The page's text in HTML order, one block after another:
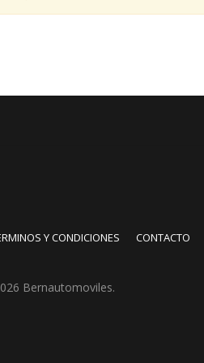
Y CONDICIONES CONTACTO
Bernautomoviles.